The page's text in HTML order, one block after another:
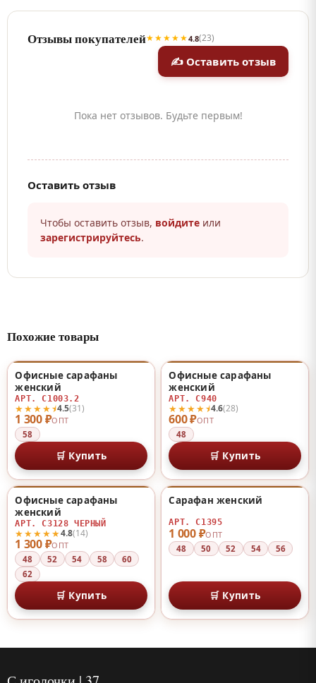
Отзывы покупателей★★★★★4.8(23)
✍ Оставить отзыв
Пока нет отзывов. Будьте первым!
Оставить отзыв
Чтобы оставить отзыв, войдите или
зарегистрируйтесь.
Похожие товары
1 300 ₽ОПТ
★★★★⯨4.5(31)
Офисные сарафаны
женский
АРТ. С1003.2
58
🛒 Купить
600 ₽ОПТ
★★★★⯨4.6(28)
Офисные сарафаны
женский
АРТ. С940
48
🛒 Купить
1 300 ₽ОПТ
★★★★★4.8(14)
Офисные сарафаны
женский
АРТ. С3128 ЧЕРНЫЙ
48 52 54 58
60
62
🛒 Купить
НОВИНКА
1 000 ₽ОПТ
Сарафан женский
АРТ. С1395
48 50 52 54 56
🛒 Купить